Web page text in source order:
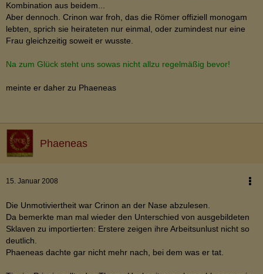
Kombination aus beidem...
Aber dennoch. Crinon war froh, das die Römer offiziell monogam
lebten, sprich sie heirateten nur einmal, oder zumindest nur eine
Frau gleichzeitig soweit er wusste.
Na zum Glück steht uns sowas nicht allzu regelmäßig bevor!
meinte er daher zu Phaeneas
Phaeneas
15. Januar 2008
Die Unmotiviertheit war Crinon an der Nase abzulesen.
Da bemerkte man mal wieder den Unterschied von ausgebildeten
Sklaven zu importierten: Erstere zeigen ihre Arbeitsunlust nicht so
deutlich.
Phaeneas dachte gar nicht mehr nach, bei dem was er tat.